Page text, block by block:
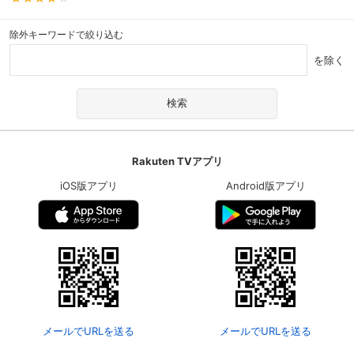
除外キーワードで絞り込む
を除く
Rakuten TVアプリ
iOS版アプリ
メールでURLを送る
Android版アプリ
メールでURLを送る